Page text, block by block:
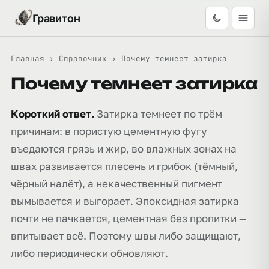
Гравитон
Главная › Справочник › Почему темнеет затирка
Почему темнеет затирка
Короткий ответ. Затирка темнеет по трём
причинам: в пористую цементную фугу
въедаются грязь и жир, во влажных зонах на
швах развивается плесень и грибок (тёмный,
чёрный налёт), а некачественный пигмент
вымывается и выгорает. Эпоксидная затирка
почти не пачкается, цементная без пропитки —
впитывает всё. Поэтому швы либо защищают,
либо периодически обновляют.